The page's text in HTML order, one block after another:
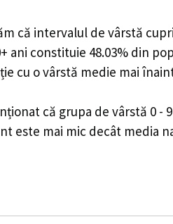
că intervalul de vârstă
ani constituie 48.03% din
cu o vârstă medie mai
că grupa de vârstă 0
este mai mic decât media